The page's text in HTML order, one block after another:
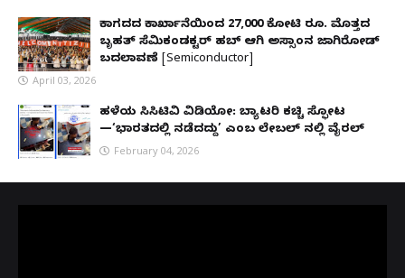
ಕಾಗದದ ಕಾರ್ಖಾನೆಯಿಂದ 27,000 ಕೋಟಿ ರೂ. ಮೊತ್ತದ
ಬೃಹತ್ ಸೆಮಿಕಂಡಕ್ಟರ್ ಹಬ್ ಆಗಿ ಅಸ್ಸಾಂನ ಜಾಗಿರೋಡ್
ಬದಲಾವಣೆ [Semiconductor]
April 03, 2026
ಹಳೆಯ ಸಿಸಿಟಿವಿ ವಿಡಿಯೋ: ಬ್ಯಾಟರಿ ಕಚ್ಚಿ ಸ್ಫೋಟ
—‘ಭಾರತದಲ್ಲಿ ನಡೆದದ್ದು’ ಎಂಬ ಲೇಬಲ್ ನಲ್ಲಿ ವೈರಲ್
February 04, 2026